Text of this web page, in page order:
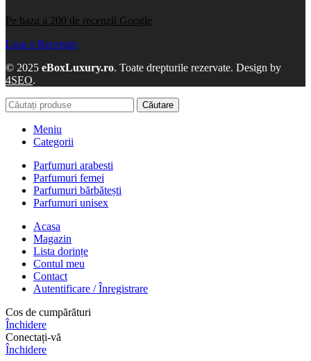
Pe baza a 200 de recenzii Google
Lasa o Recenzie
© 2025 eBoxLuxury.ro. Toate drepturile rezervate. Design by
4SEO.
Căutare
Meniu
Categorii
Parfumuri arabesti
Parfumuri femei
Parfumuri bărbătești
Parfumuri unisex
Acasa
Magazin
Lista dorințe
Contul meu
Contact
Autentificare / Înregistrare
Cos de cumpărături
Închidere
Conectați-vă
Închidere